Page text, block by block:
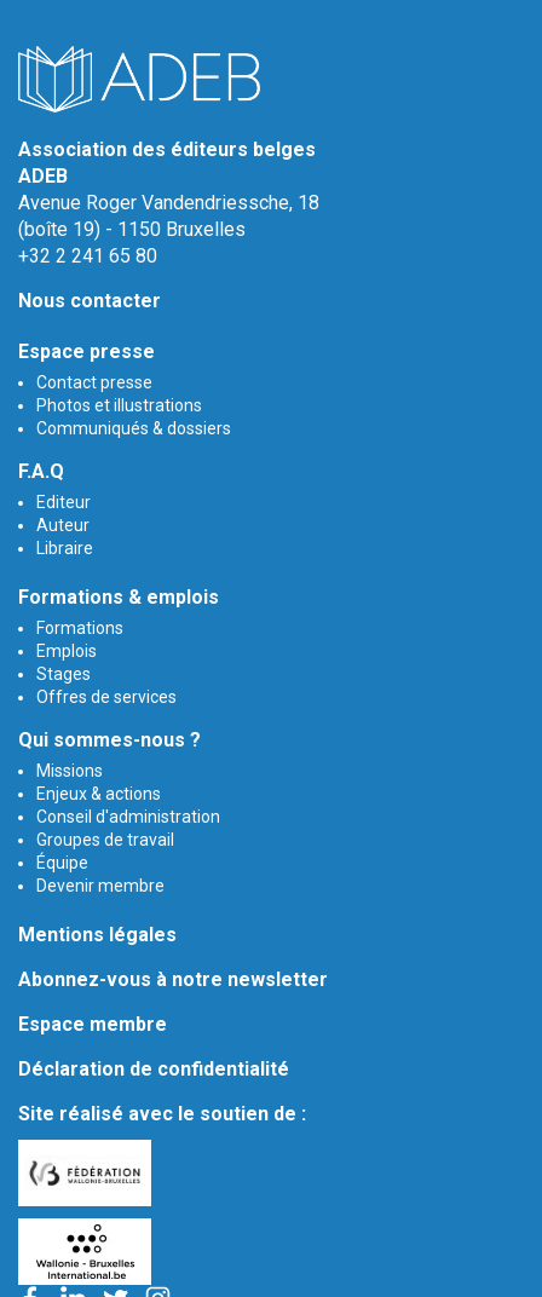
Association des éditeurs belges
ADEB
Avenue Roger Vandendriessche, 18
(boîte 19) - 1150 Bruxelles
+32 2 241 65 80
Nous contacter
Espace presse
Contact presse
Photos et illustrations
Communiqués & dossiers
F.A.Q
Editeur
Auteur
Libraire
Formations & emplois
Formations
Emplois
Stages
Offres de services
Qui sommes-nous ?
Missions
Enjeux & actions
Conseil d'administration
Groupes de travail
Équipe
Devenir membre
Mentions légales
Abonnez-vous à notre newsletter
Espace membre
Déclaration de confidentialité
Site réalisé avec le soutien de :